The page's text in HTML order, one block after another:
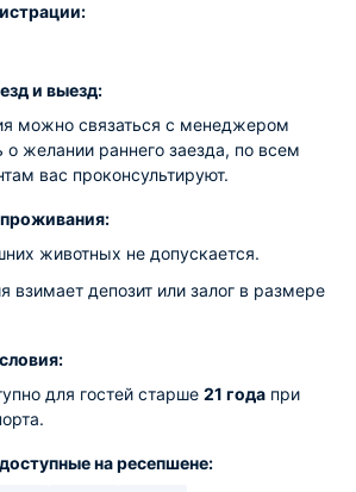
и выезд:
можно связаться с менеджером
о желании раннего заезда, по всем
вас проконсультируют.
животных не допускается.
взимает депозит или залог в размере
для гостей старше 21 года при
на ресепшене: